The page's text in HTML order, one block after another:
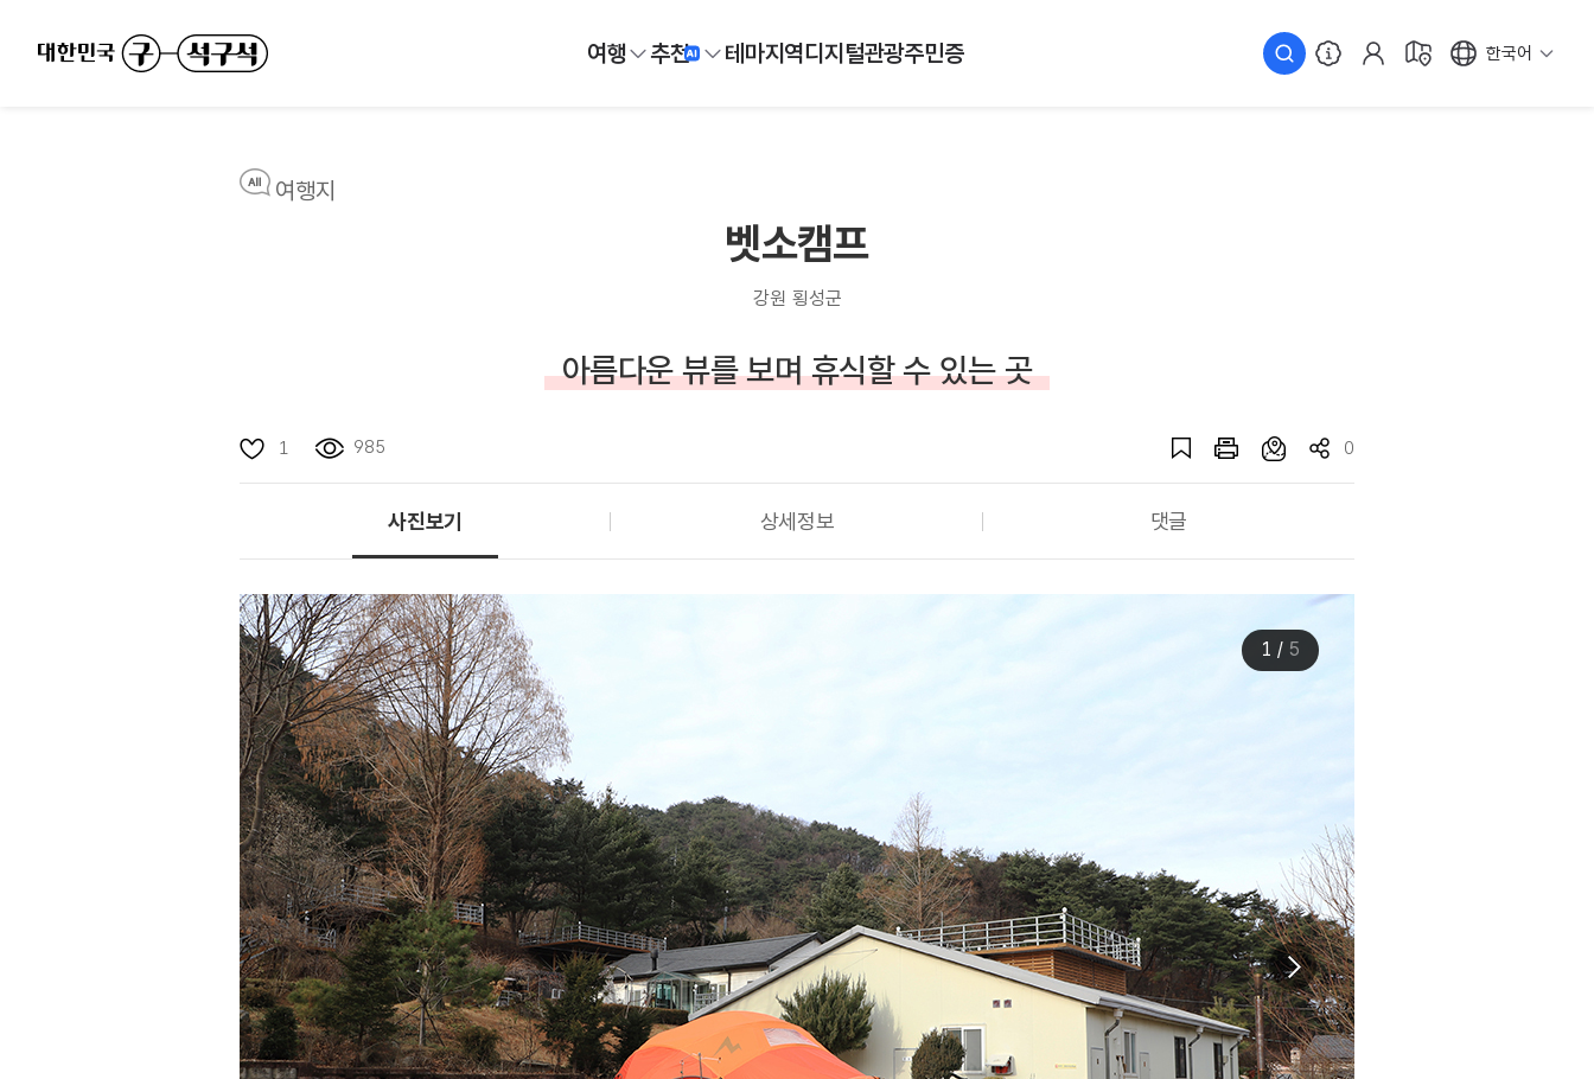
여행 추천 테마지역디지털관광주민증 한국어
여행지
벳소캠프
강원 횡성군
아름다운 뷰를 보며 휴식할 수 있는 곳
1 985 0
사진보기 상세정보 댓글
1 / 5